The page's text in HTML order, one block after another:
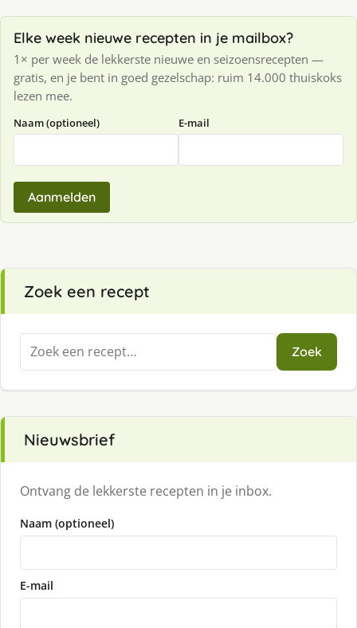
Elke week nieuwe recepten in je mailbox?
1× per week de lekkerste nieuwe en seizoensrecepten —
gratis, en je bent in goed gezelschap: ruim 14.000 thuiskoks
lezen mee.
Naam (optioneel) E-mail
Aanmelden
Zoek een recept
Zoeken
naar:
Zoek
Nieuwsbrief
Ontvang de lekkerste recepten in je inbox.
Naam (optioneel)
E-mail